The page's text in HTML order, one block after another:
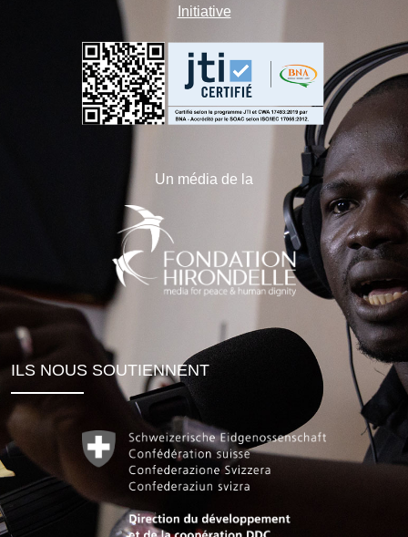
Initiative
Un média de la
ILS NOUS SOUTIENNENT